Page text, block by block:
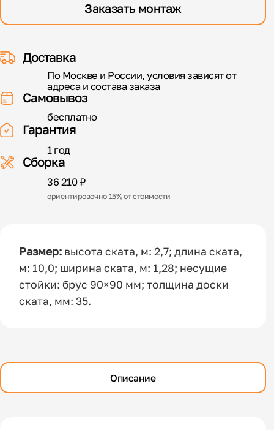
Заказать монтаж
Доставка
По Москве и России, условия зависят от
адреса и состава заказа
Самовывоз
бесплатно
Гарантия
1 год
Сборка
36 210 ₽
ориентировочно 15% от стоимости
Размер: высота ската, м: 2,7; длина ската,
м: 10,0; ширина ската, м: 1,28; несущие
стойки: брус 90×90 мм; толщина доски
ската, мм: 35.
Описание